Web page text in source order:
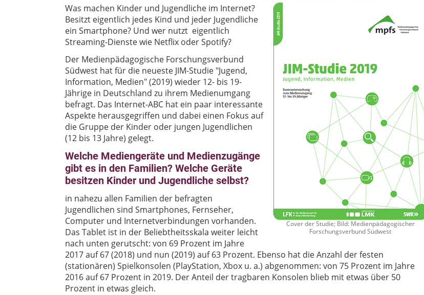
Cover der Studie; Bild: Medienpädagogischer
Forschungsverbund Südwest
Was machen Kinder und Jugendliche im Internet?
Besitzt eigentlich jedes Kind und jeder Jugendliche
ein Smartphone? Und wer nutzt eigentlich
Streaming-Dienste wie Netflix oder Spotify?
Der Medienpädagogische Forschungsverbund
Südwest hat für die neueste JIM-Studie "Jugend,
Information, Medien" (2019) wieder 12- bis 19-
Jährige in Deutschland zu ihrem Medienumgang
befragt. Das Internet-ABC hat ein paar interessante
Aspekte herausgegriffen und dabei einen Fokus auf
die Gruppe der Kinder oder jungen Jugendlichen
(12 bis 13 Jahre) gelegt.
Welche Mediengeräte und Medienzugänge
gibt es in den Familien? Welche Geräte
besitzen Kinder und Jugendliche selbst?
in nahezu allen Familien der befragten
Jugendlichen sind Smartphones, Fernseher,
Computer und Internetverbindungen vorhanden.
Das Tablet ist in der Beliebtheitsskala weiter leicht
nach unten gerutscht: von 69 Prozent im Jahre
2017 auf 67 (2018) und nun (2019) auf 63 Prozent. Ebenso hat die Anzahl der festen
(stationären) Spielkonsolen (PlayStation, Xbox u. a.) abgenommen: von 75 Prozent im Jahre
2016 auf 67 Prozent in 2019. Der Anteil der tragbaren Konsolen blieb mit etwas über 50
Prozent in etwas gleich.